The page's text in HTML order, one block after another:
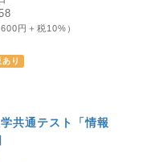
円＋税10%）
り
共通テスト「情報